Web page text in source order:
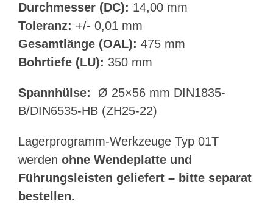
Durchmesser (DC): 14,00 mm
Toleranz: +/- 0,01 mm
Gesamtlänge (OAL): 475 mm
Bohrtiefe (LU): 350 mm
Spannhülse:
Ø 25×56 mm DIN1835-
B/DIN6535-HB (ZH25-22)
Lagerprogramm-Werkzeuge Typ 01T
werden ohne Wendeplatte und
Führungsleisten geliefert – bitte separat
bestellen.